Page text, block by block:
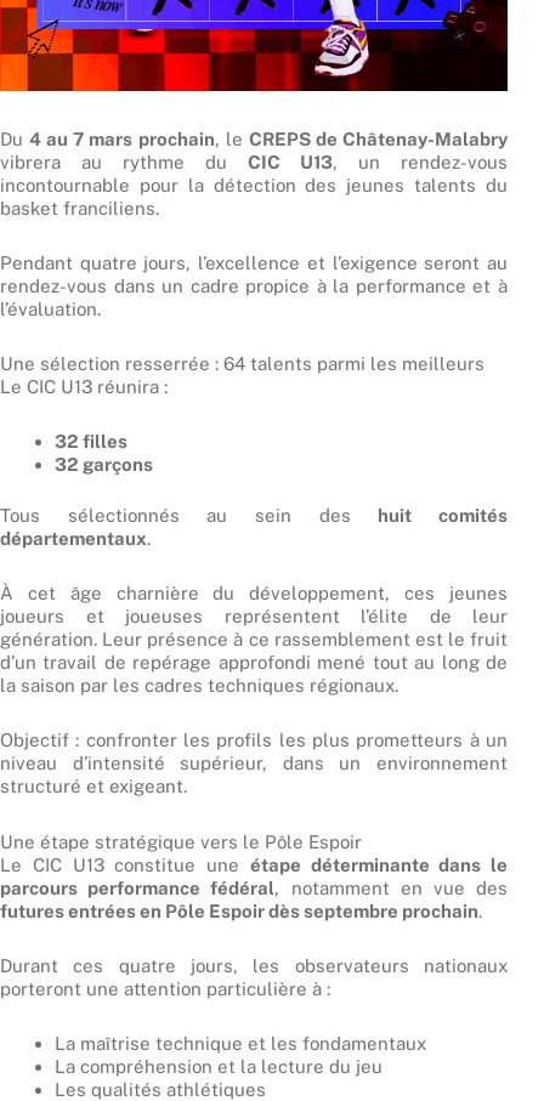
Du4 au 7 mars prochain, le CREPS de Châtenay-Malabry
vibrera au rythme du CIC U13, un rendez-vous
incontournable pour la détection des jeunes talents du
basket franciliens.
Pendant quatre jours, l’excellence et l’exigence seront au
rendez-vous dans un cadre propice à la performance et à
l’évaluation.
Une sélection resserrée : 64 talents parmi les meilleurs
Le CIC U13 réunira :
32 filles
32 garçons
Tous sélectionnés au sein des huit comités
départementaux.
À cet âge charnière du développement, ces jeunes
joueurs et joueuses représentent l’élite de leur
génération. Leur présence à ce rassemblement est le fruit
d’un travail de repérage approfondi mené tout au long de
la saison par les cadres techniques régionaux.
Objectif : confronter les profils les plus prometteurs à un
niveau d’intensité supérieur, dans un environnement
structuré et exigeant.
Une étape stratégique vers le Pôle Espoir
Le CIC U13 constitue une étape déterminante dans le
parcours performance fédéral, notamment en vue des
futures entrées en Pôle Espoir dès septembre prochain.
Durant ces quatre jours, les observateurs nationaux
porteront une attention particulière à :
La maîtrise technique et les fondamentaux
La compréhension et la lecture du jeu
Les qualités athlétiques